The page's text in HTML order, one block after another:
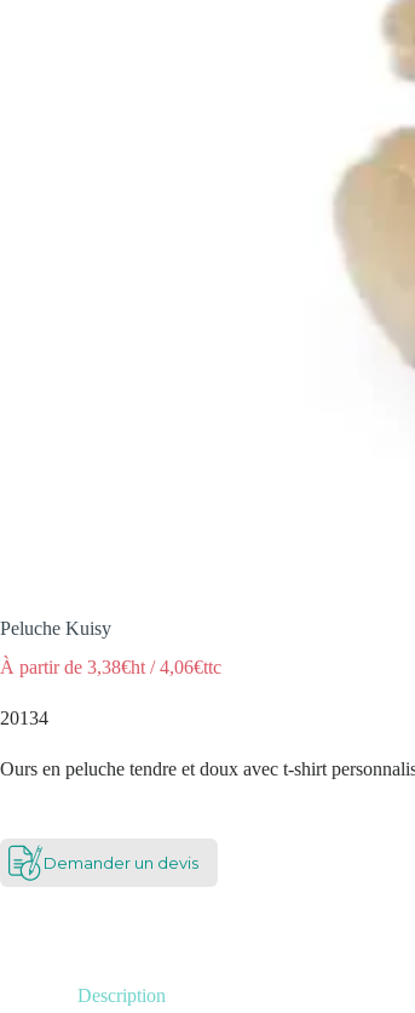
Peluche Kuisy
À partir de 3,38€ht /4,06€ttc
20134
Ours en peluche tendre et doux avec t-shirt
Demander un devis
Description